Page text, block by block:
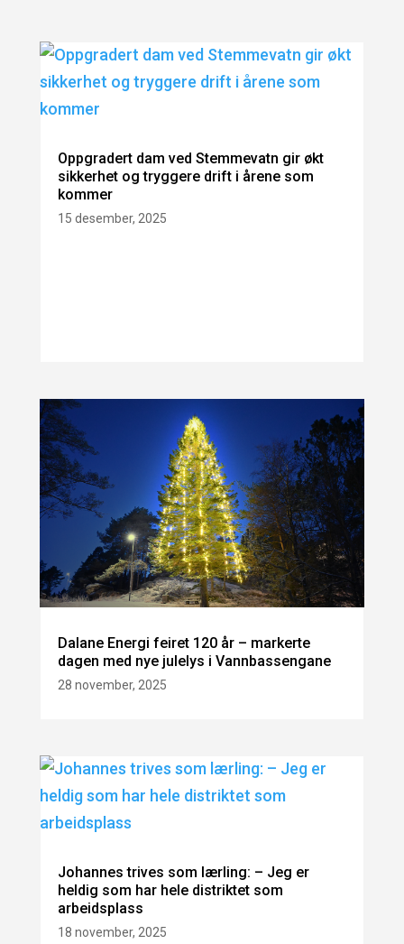
Oppgradert dam ved Stemmevatn gir økt
sikkerhet og tryggere drift i årene som
kommer
15 desember, 2025
Dalane Energi feiret 120 år – markerte
dagen med nye julelys i Vannbassengane
28 november, 2025
Johannes trives som lærling: – Jeg er
heldig som har hele distriktet som
arbeidsplass
18 november, 2025